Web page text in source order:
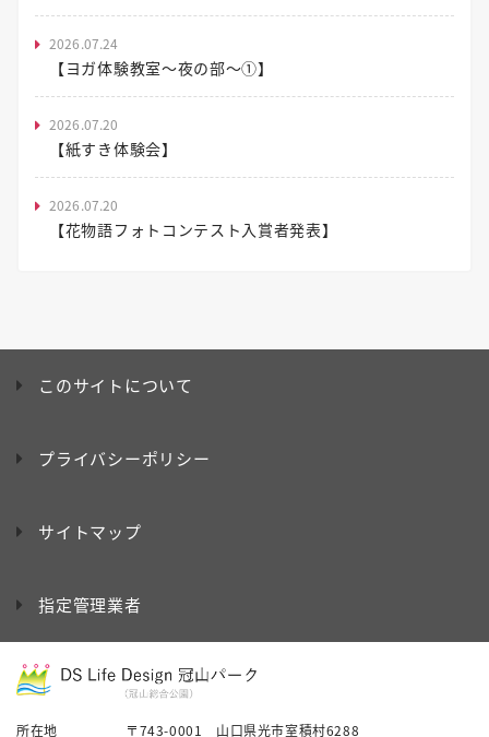
2026.07.24
【ヨガ体験教室～夜の部～①】
2026.07.20
【紙すき体験会】
2026.07.20
【花物語フォトコンテスト入賞者発表】
このサイトについて
プライバシーポリシー
サイトマップ
指定管理業者
所在地 〒743-0001 山口県光市室積村6288